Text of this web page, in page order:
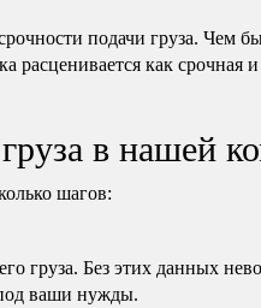
подачи груза. Чем
расценивается как срочная
в нашей
шагов:
груза. Без этих данных
под ваши нужды.